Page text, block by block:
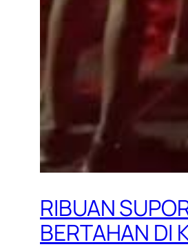
RIBUAN
BERTAHAN DI